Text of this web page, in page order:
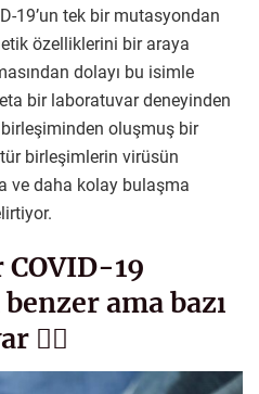
19’un tek bir mutasyondan
özelliklerini bir araya
dolayı bu isimle
bir laboratuvar deneyinden
birleşiminden oluşmuş bir
birleşimlerin virüsün
ve daha kolay bulaşma
19
ama bazı
👇🏻